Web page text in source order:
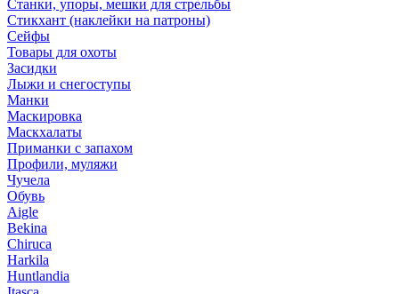
Станки, упоры, мешки для стрельбы
Стикхант (наклейки на патроны)
Сейфы
Товары для охоты
Засидки
Лыжи и снегоступы
Манки
Маскировка
Маскхалаты
Приманки с запахом
Профили, муляжи
Чучела
Обувь
Aigle
Bekina
Chiruсa
Harkila
Huntlandia